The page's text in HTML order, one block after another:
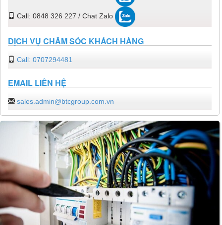
Call: 0848 326 227 / Chat Zalo
DỊCH VỤ CHĂM SÓC KHÁCH HÀNG
Call: 0707294481
EMAIL LIÊN HỆ
sales.admin@btcgroup.com.vn